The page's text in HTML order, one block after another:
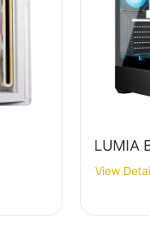
LUMIA
View